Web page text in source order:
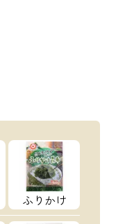
ふりかけ